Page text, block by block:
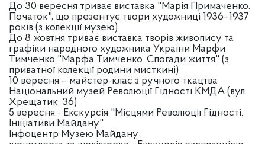
До 30 вересня триває виставка "Марія Примаченко.
Початок", що презентує твори художниці 1936–1937
років (з колекції музею)
До 8 жовтня триває виставка творів живопису та
графіки народного художника України Марфи
Тимченко "Марфа Тимченко. Спогади життя" (з
приватної колекції родини мисткині)
10 вересня – майстер-клас з ручного ткацтва
Національний музей Революції Гідності КМДА (вул.
Хрещатик, 36)
5 вересня - Екскурсія "Місцями Революції Гідності.
Ініціативи Майдану"
Інфоцентр Музею Майдану